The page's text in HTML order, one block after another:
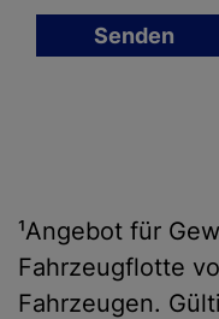
Senden
¹Angebot für
Fahrzeugflotte
Fahrzeugen.